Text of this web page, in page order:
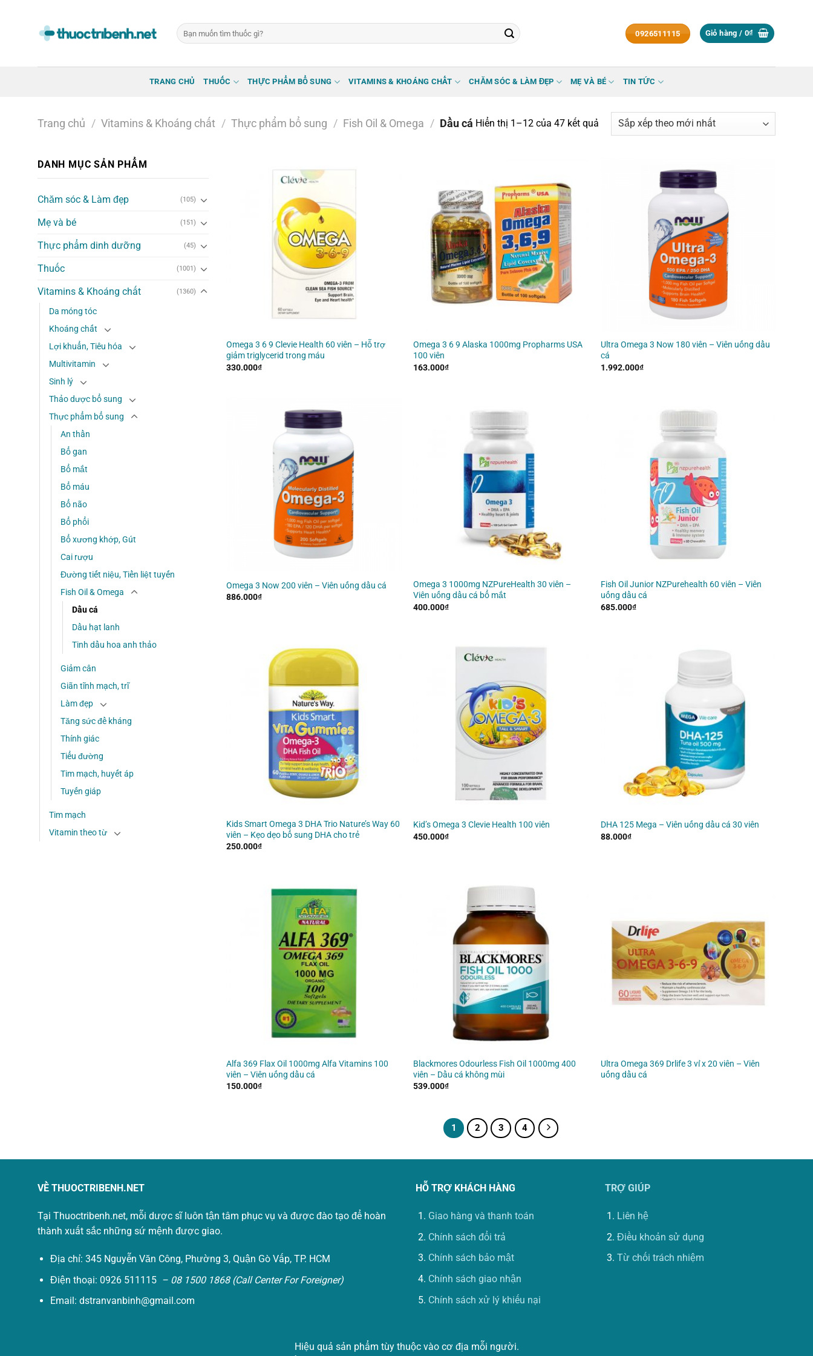
Tìm
kiếm:
0926511115 Giỏ hàng / 0₫
TRANG CHỦ THUỐC THỰC PHẨM BỔ SUNG VITAMINS & KHOÁNG CHẤT CHĂM SÓC & LÀM ĐẸP MẸ VÀ BÉ TIN TỨC
Trang chủ / Vitamins & Khoáng chất / Thực phẩm bổ sung / Fish Oil & Omega / Dầu cá Hiển thị 1–12 của 47 kết quảĐã
sắp
DANH MỤC SẢN PHẨM
Chăm sóc & Làm đẹp (105)
Mẹ và bé (151)
Thực phẩm dinh dưỡng (45)
Thuốc (1001)
Vitamins & Khoáng chất (1360)
Da móng tóc
Khoáng chất
Lợi khuẩn, Tiêu hóa
Multivitamin
Sinh lý
Thảo dược bổ sung
Thực phẩm bổ sung
An thần
Bổ gan
Bổ mắt
Bổ máu
Bổ não
Bổ phổi
Bổ xương khớp, Gút
Cai rượu
Đường tiết niệu, Tiền liệt tuyến
Fish Oil & Omega
Dầu cá
Dầu hạt lanh
Tinh dầu hoa anh thảo
Giảm cân
Giãn tĩnh mạch, trĩ
Làm đẹp
Tăng sức đề kháng
Thính giác
Tiểu đường
Tim mạch, huyết áp
Tuyến giáp
Tim mạch
Vitamin theo từ
Omega 3 6 9 Clevie Health 60 viên – Hỗ trợ
giảm triglycerid trong máu
330.000₫
Omega 3 6 9 Alaska 1000mg Propharms USA
100 viên
163.000₫
Ultra Omega 3 Now 180 viên – Viên uống dầu
cá
1.992.000₫
Omega 3 Now 200 viên – Viên uống dầu cá
886.000₫
Omega 3 1000mg NZPureHealth 30 viên –
Viên uống dầu cá bổ mắt
400.000₫
Fish Oil Junior NZPurehealth 60 viên – Viên
uống dầu cá
685.000₫
Kids Smart Omega 3 DHA Trio Nature’s Way 60
viên – Kẹo dẹo bổ sung DHA cho trẻ
250.000₫
Kid’s Omega 3 Clevie Health 100 viên
450.000₫
DHA 125 Mega – Viên uống dầu cá 30 viên
88.000₫
Alfa 369 Flax Oil 1000mg Alfa Vitamins 100
viên – Viên uống dầu cá
150.000₫
Blackmores Odourless Fish Oil 1000mg 400
viên – Dầu cá không mùi
539.000₫
Ultra Omega 369 Drlife 3 vỉ x 20 viên – Viên
uống dầu cá
1 2 3 4
VỀ THUOCTRIBENH.NET
Tại Thuoctribenh.net, mỗi dược sĩ luôn tận tâm phục vụ và được đào tạo để hoàn
thành xuất sắc những sứ mệnh được giao.
Địa chỉ: 345 Nguyễn Văn Công, Phường 3, Quận Gò Vấp, TP. HCM
Điện thoại: 0926 511115 – 08 1500 1868 (Call Center For Foreigner)
Email: dstranvanbinh@gmail.com
HỖ TRỢ KHÁCH HÀNG
Giao hàng và thanh toán
Chính sách đổi trả
Chính sách bảo mật
Chính sách giao nhận
Chính sách xử lý khiếu nại
TRỢ GIÚP
Liên hệ
Điều khoản sử dụng
Từ chối trách nhiệm
Hiệu quả sản phẩm tùy thuộc vào cơ địa mỗi người.